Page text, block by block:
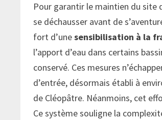
Pour garantir le maintien du site
se déchausser avant de
fort d’unesensibilisation à la
l’apport d’eau dans certains
conservé. Ces mesures
d’entrée, désormais établi à
de Cléopâtre. Néanmoins, cet
Ce système souligne la